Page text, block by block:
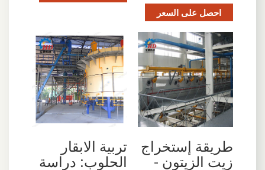
احصل على السعر
طريقة إستخراج
زيت الزيتون -
تربية الابقار
الحلوب: دراسة